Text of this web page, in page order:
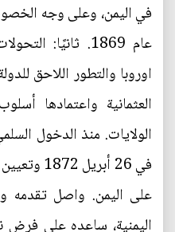
في اليمن، وعلى وجه
عام 1869. ثانيًا:
اوروبا والتطور اللاحق
العثمانية واعتمادها
الولايات. منذ الدخول
في 26
على اليمن. واصل تقدمه
اليمنية، ساعده على فرض